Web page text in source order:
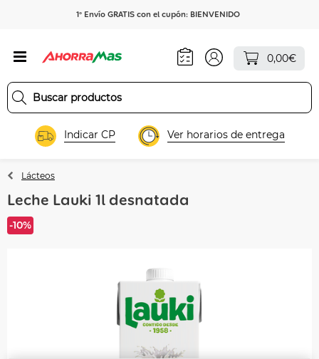
1º Envío GRATIS con el cupón: BIENVENIDO
0,00€
Indicar CP Ver horarios de entrega
Lácteos
Leche Lauki 1l desnatada
-10%